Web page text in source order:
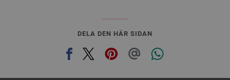
DELA DEN HÄR SIDAN